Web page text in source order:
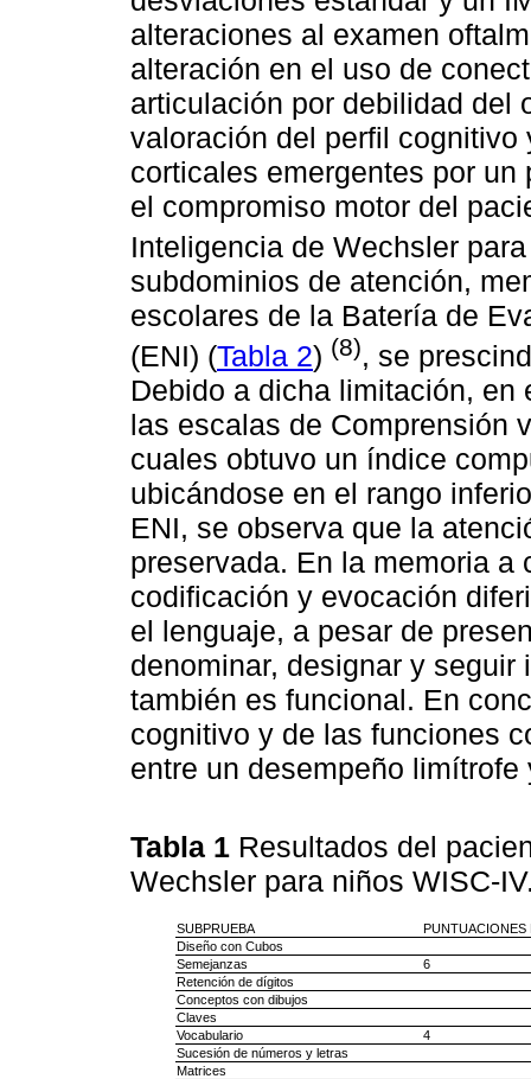
alteraciones al examen
alteración en el uso de
articulación por debilidad del
valoración del perfil
corticales emergentes por
el compromiso motor del
Inteligencia de Wechsler
subdominios de atención,
escolares de la Batería de
(ENI) (Tabla 2) (8), se
Debido a dicha limitación, en
las escalas de Comprensión
cuales obtuvo un índice
ubicándose en el rango
ENI, se observa que la
preservada. En la memoria
codificación y evocación
el lenguaje, a pesar de
denominar, designar y
también es funcional. En
cognitivo y de las funciones
entre un desempeño
Tabla 1 Resultados del
Wechsler para niños WISC-
SUBPRUEBA
PUNTUACIONES
Diseño con Cubos
Semejanzas
6
Retención de dígitos
Conceptos con dibujos
Claves
Vocabulario
4
Sucesión de números y letras
Matrices